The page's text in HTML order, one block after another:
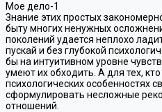
Мое дело-1
Знание этих простых
быту многих ненужных
поколений удается неплохо
пускай и без глубокой
бы на интуитивном уровне
умеют их обходить. А для тех,
психологических особенностях
сформулировать несложные
отношений.